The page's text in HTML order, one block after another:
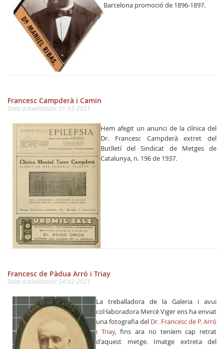
Barcelona promoció de 1896-1897.
Francesc Campderà i Camin
Data actualització: 01-03-2021
Hem afegit un anunci de la clínica del
Dr. Francesc Campderà extret del
Butlletí del Sindicat de Metges de
Catalunya, n. 196 de 1937.
Francesc de Pàdua Arró i Triay
Data actualització: 24-02-2021
La treballadora de la Galeria i avui
col·laboradora Mercè Viger ens ha enviat
una fotografia del Dr. Francesc de P. Arró
i Triay, fins ara no teníem cap retrat
d'aquest metge. Imatge extreta del